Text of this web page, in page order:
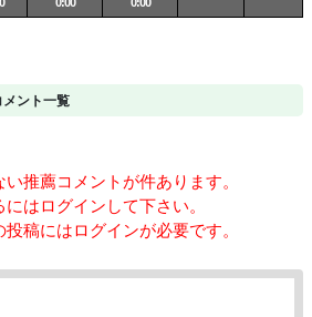
ント一覧
い推薦コメントが件あります。
はログインして下さい。
稿にはログインが必要です。